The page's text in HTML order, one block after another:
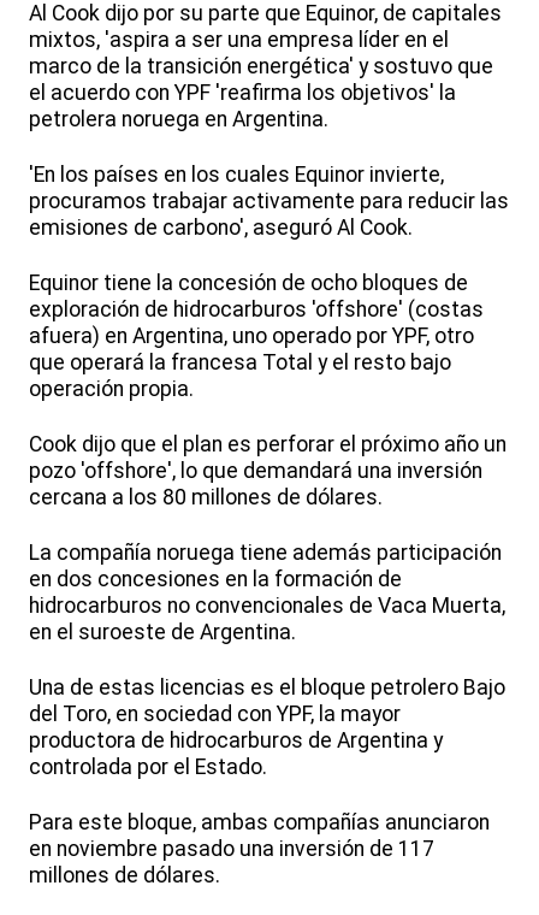
Al Cook dijo por su parte que Equinor, de capitales
mixtos, 'aspira a ser una empresa líder en el
marco de la transición energética' y sostuvo que
el acuerdo con YPF 'reafirma los objetivos' la
petrolera noruega en Argentina.
'En los países en los cuales Equinor invierte,
procuramos trabajar activamente para reducir las
emisiones de carbono', aseguró Al Cook.
Equinor tiene la concesión de ocho bloques de
exploración de hidrocarburos 'offshore' (costas
afuera) en Argentina, uno operado por YPF, otro
que operará la francesa Total y el resto bajo
operación propia.
Cook dijo que el plan es perforar el próximo año un
pozo 'offshore', lo que demandará una inversión
cercana a los 80 millones de dólares.
La compañía noruega tiene además participación
en dos concesiones en la formación de
hidrocarburos no convencionales de Vaca Muerta,
en el suroeste de Argentina.
Una de estas licencias es el bloque petrolero Bajo
del Toro, en sociedad con YPF, la mayor
productora de hidrocarburos de Argentina y
controlada por el Estado.
Para este bloque, ambas compañías anunciaron
en noviembre pasado una inversión de 117
millones de dólares.